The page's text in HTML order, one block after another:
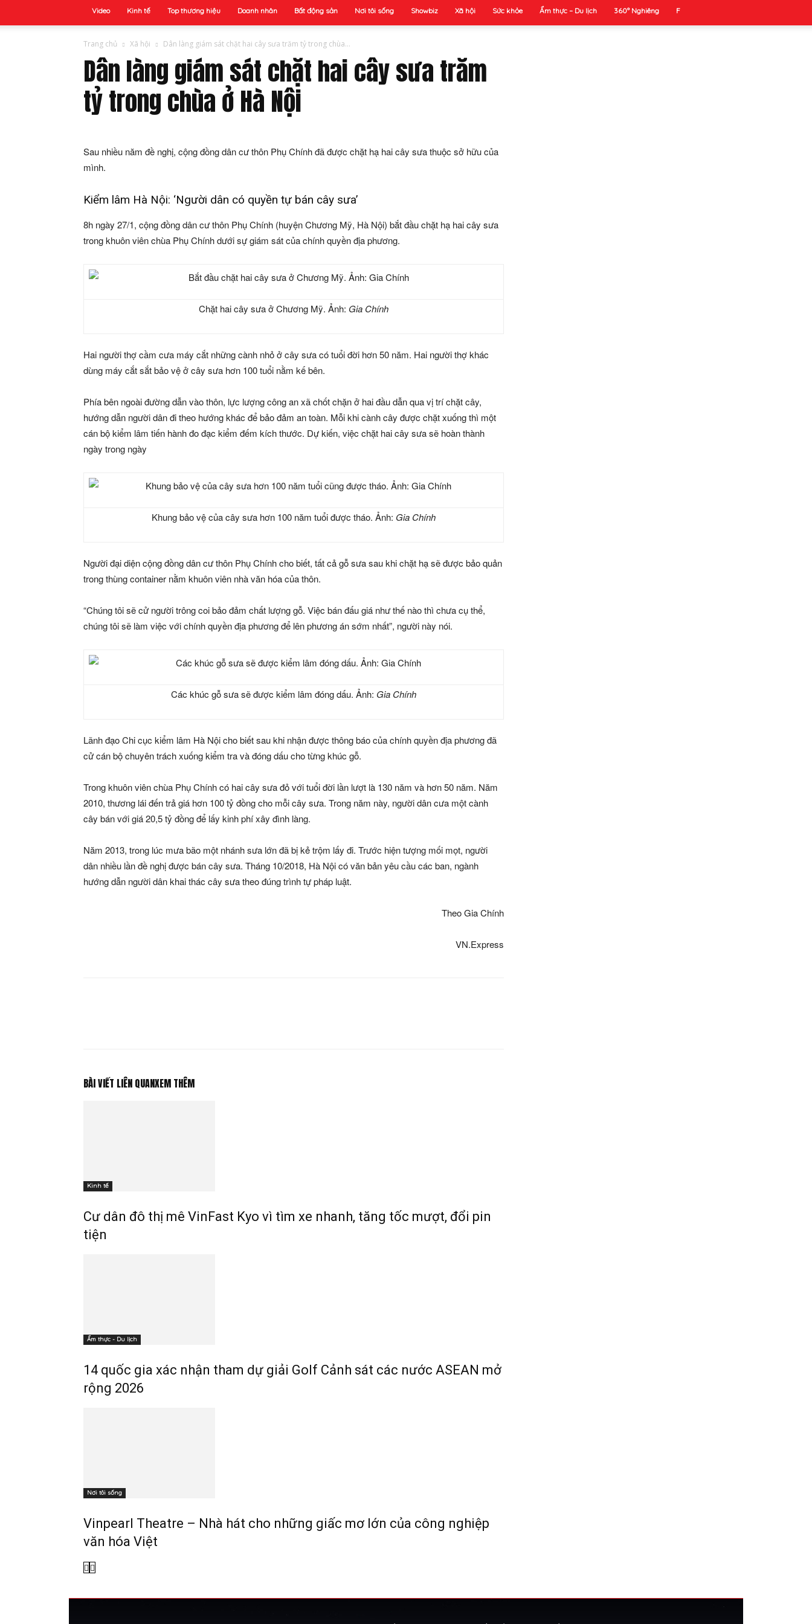
Video Kinh tế Top thương hiệu Doanh nhân Bất động sản Nơi tôi sống Showbiz Xã hội Sức khỏe Ẩm thực – Du lịch 360° Nghiêng F
Trang chủ Xã hội Dân làng giám sát chặt hai cây sưa trăm tỷ trong chùa...
Dân làng giám sát chặt hai cây sưa trăm
tỷ trong chùa ở Hà Nội
Sau nhiều năm đề nghị, cộng đồng dân cư thôn Phụ Chính đã được chặt hạ hai cây sưa thuộc sở hữu của
mình.
Kiểm lâm Hà Nội: ‘Người dân có quyền tự bán cây sưa’
8h ngày 27/1, cộng đồng dân cư thôn Phụ Chính (huyện Chương Mỹ, Hà Nội) bắt đầu chặt hạ hai cây sưa
trong khuôn viên chùa Phụ Chính dưới sự giám sát của chính quyền địa phương.
Chặt hai cây sưa ở Chương Mỹ. Ảnh: Gia Chính
Hai người thợ cầm cưa máy cắt những cành nhỏ ở cây sưa có tuổi đời hơn 50 năm. Hai người thợ khác
dùng máy cắt sắt bảo vệ ở cây sưa hơn 100 tuổi nằm kế bên.
Phía bên ngoài đường dẫn vào thôn, lực lượng công an xã chốt chặn ở hai đầu dẫn qua vị trí chặt cây,
hướng dẫn người dân đi theo hướng khác để bảo đảm an toàn. Mỗi khi cành cây được chặt xuống thì một
cán bộ kiểm lâm tiến hành đo đạc kiểm đếm kích thước. Dự kiến, việc chặt hai cây sưa sẽ hoàn thành
ngày trong ngày
Khung bảo vệ của cây sưa hơn 100 năm tuổi được tháo. Ảnh: Gia Chính
Người đại diện cộng đồng dân cư thôn Phụ Chính cho biết, tất cả gỗ sưa sau khi chặt hạ sẽ được bảo quản
trong thùng container nằm khuôn viên nhà văn hóa của thôn.
“Chúng tôi sẽ cử người trông coi bảo đảm chất lượng gỗ. Việc bán đấu giá như thế nào thì chưa cụ thể,
chúng tôi sẽ làm việc với chính quyền địa phương để lên phương án sớm nhất”, người này nói.
Các khúc gỗ sưa sẽ được kiểm lâm đóng dấu. Ảnh: Gia Chính
Lãnh đạo Chi cục kiểm lâm Hà Nội cho biết sau khi nhận được thông báo của chính quyền địa phương đã
cử cán bộ chuyên trách xuống kiểm tra và đóng dấu cho từng khúc gỗ.
Trong khuôn viên chùa Phụ Chính có hai cây sưa đỏ với tuổi đời lần lượt là 130 năm và hơn 50 năm. Năm
2010, thương lái đến trả giá hơn 100 tỷ đồng cho mỗi cây sưa. Trong năm này, người dân cưa một cành
cây bán với giá 20,5 tỷ đồng để lấy kinh phí xây đình làng.
Năm 2013, trong lúc mưa bão một nhánh sưa lớn đã bị kẻ trộm lấy đi. Trước hiện tượng mối mọt, người
dân nhiều lần đề nghị được bán cây sưa. Tháng 10/2018, Hà Nội có văn bản yêu cầu các ban, ngành
hướng dẫn người dân khai thác cây sưa theo đúng trình tự pháp luật.
Theo Gia Chính
VN.Express
BÀI VIẾT LIÊN QUANXEM THÊM
Kinh tế
Cư dân đô thị mê VinFast Kyo vì tìm xe nhanh, tăng tốc mượt, đổi pin
tiện
Ẩm thực - Du lịch
14 quốc gia xác nhận tham dự giải Golf Cảnh sát các nước ASEAN mở
rộng 2026
Nơi tôi sống
Vinpearl Theatre – Nhà hát cho những giấc mơ lớn của công nghiệp
văn hóa Việt